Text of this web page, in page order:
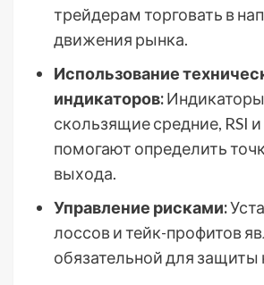
трейдерам торговать в
движения рынка.
Использование
индикаторов:
скользящие средние, RSI и
помогают определить
выхода.
Управление рисками:
лоссов и тейк-профитов
обязательной для защиты